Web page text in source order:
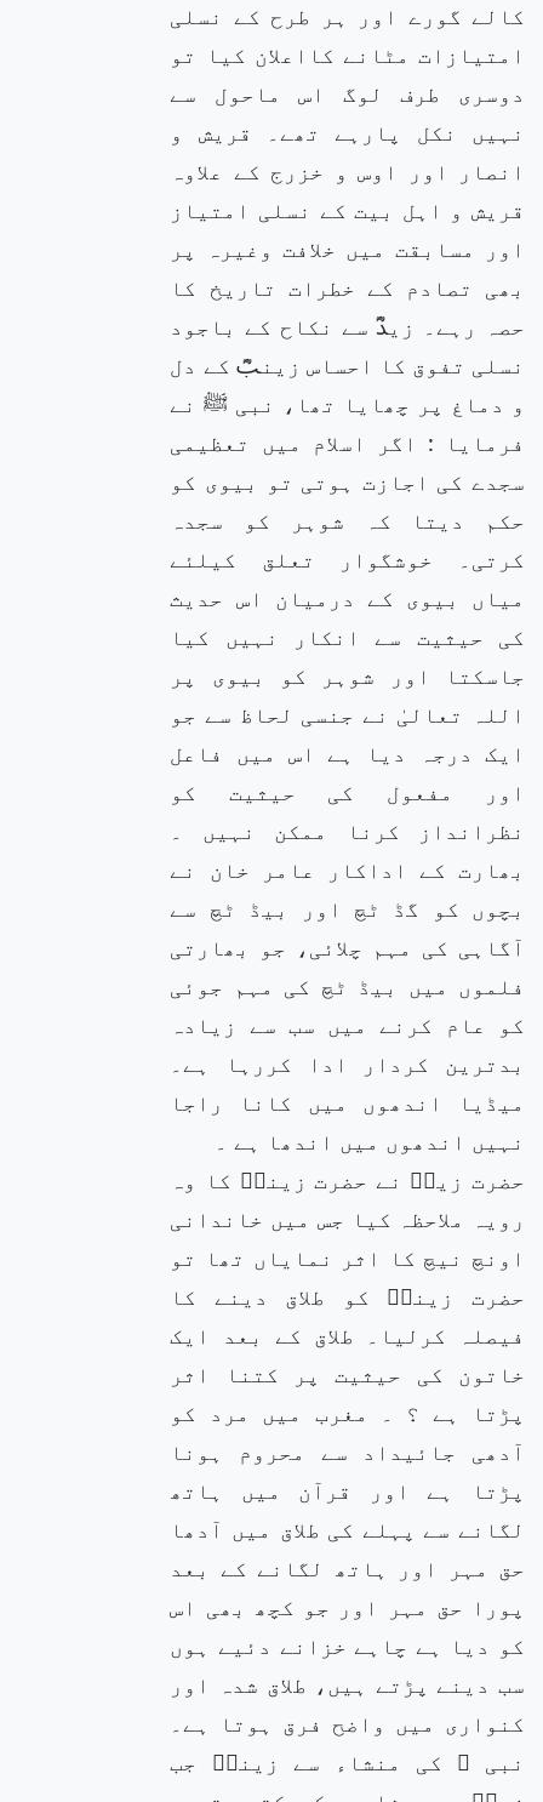
کالے گورے اور ہر طرح کے نسلی
امتیازات مٹانے کااعلان کیا تو
دوسری طرف لوگ اس ماحول سے
نہیں نکل پارہے تھے۔ قریش و
انصار اور اوس و خزرج کے علاوہ
قریش و اہل بیت کے نسلی امتیاز
اور مسابقت میں خلافت وغیرہ پر
بھی تصادم کے خطرات تاریخ کا
حصہ رہے۔ زیدؓ سے نکاح کے باجود
نسلی تفوق کا احساس زینبؓ کے دل
و دماغ پر چھایا تھا، نبی ﷺ نے
فرمایا : اگر اسلام میں تعظیمی
سجدے کی اجازت ہوتی تو بیوی کو
حکم دیتا کہ شوہر کو سجدہ
کرتی۔ خوشگوار تعلق کیلئے
میاں بیوی کے درمیان اس حدیث
کی حیثیت سے انکار نہیں کیا
جاسکتا اور شوہر کو بیوی پر
اللہ تعالیٰ نے جنسی لحاظ سے جو
ایک درجہ دیا ہے اس میں فاعل
اور مفعول کی حیثیت کو
نظرانداز کرنا ممکن نہیں ۔
بھارت کے اداکار عامر خان نے
بچوں کو گڈ ٹچ اور بیڈ ٹچ سے
آگاہی کی مہم چلائی، جو بھارتی
فلموں میں بیڈ ٹچ کی مہم جوئی
کو عام کرنے میں سب سے زیادہ
بدترین کردار ادا کررہا ہے۔
میڈیا اندھوں میں کانا راجا
نہیں اندھوں میں اندھا ہے ۔
حضرت زیدؓ نے حضرت زینبؓ کا وہ
رویہ ملاحظہ کیا جس میں خاندانی
اونچ نیچ کا اثر نمایاں تھا تو
حضرت زینبؓ کو طلاق دینے کا
فیصلہ کرلیا۔ طلاق کے بعد ایک
خاتون کی حیثیت پر کتنا اثر
پڑتا ہے ؟ ۔ مغرب میں مرد کو
آدھی جائیداد سے محروم ہونا
پڑتا ہے اور قرآن میں ہاتھ
لگانے سے پہلے کی طلاق میں آدھا
حق مہر اور ہاتھ لگانے کے بعد
پورا حق مہر اور جو کچھ بھی اس
کو دیا ہے چاہے خزانے دئیے ہوں
سب دینے پڑتے ہیں، طلاق شدہ اور
کنواری میں واضح فرق ہوتا ہے۔
نبی ﷺ کی منشاء سے زینبؓ جب